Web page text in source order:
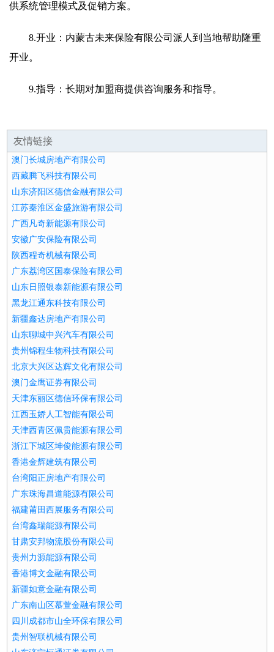
供系统管理模式及促销方案。
8.开业：内蒙古未来保险有限公司派人到当地帮助隆重
开业。
9.指导：长期对加盟商提供咨询服务和指导。
友情链接
澳门长城房地产有限公司
西藏腾飞科技有限公司
山东济阳区德信金融有限公司
江苏秦淮区金盛旅游有限公司
广西凡奇新能源有限公司
安徽广安保险有限公司
陕西程奇机械有限公司
广东荔湾区国泰保险有限公司
山东日照银泰新能源有限公司
黑龙江通东科技有限公司
新疆鑫达房地产有限公司
山东聊城中兴汽车有限公司
贵州锦程生物科技有限公司
北京大兴区达辉文化有限公司
澳门金鹰证券有限公司
天津东丽区德信环保有限公司
江西玉娇人工智能有限公司
天津西青区佩贵能源有限公司
浙江下城区坤俊能源有限公司
香港金辉建筑有限公司
台湾阳正房地产有限公司
广东珠海昌道能源有限公司
福建莆田西展服务有限公司
台湾鑫瑞能源有限公司
甘肃安邦物流股份有限公司
贵州力源能源有限公司
香港博文金融有限公司
新疆如意金融有限公司
广东南山区慕萱金融有限公司
四川成都市山全环保有限公司
贵州智联机械有限公司